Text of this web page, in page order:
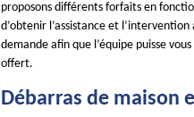
proposons différents forfaits en
d’obtenir l’assistance et
demande afin que l’équipe puisse
offert.
Débarras de maison